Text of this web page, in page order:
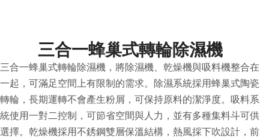
三合一蜂巢式轉輪除濕機
三合一蜂巢式轉輪除濕機，將除濕機、乾燥機與吸料機整合在
一起，可滿足空間上有限制的需求。除濕系統採用蜂巢式陶瓷
轉輪，長期運轉不會產生粉屑，可保持原料的潔淨度。吸料系
統使用一對二控制，可節省空間與人力，並有多種集料斗可供
選擇。乾燥機採用不銹鋼雙層保溫結構，熱風採下吹設計，前